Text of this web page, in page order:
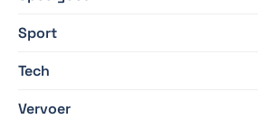
Sport
Tech
Vervoer